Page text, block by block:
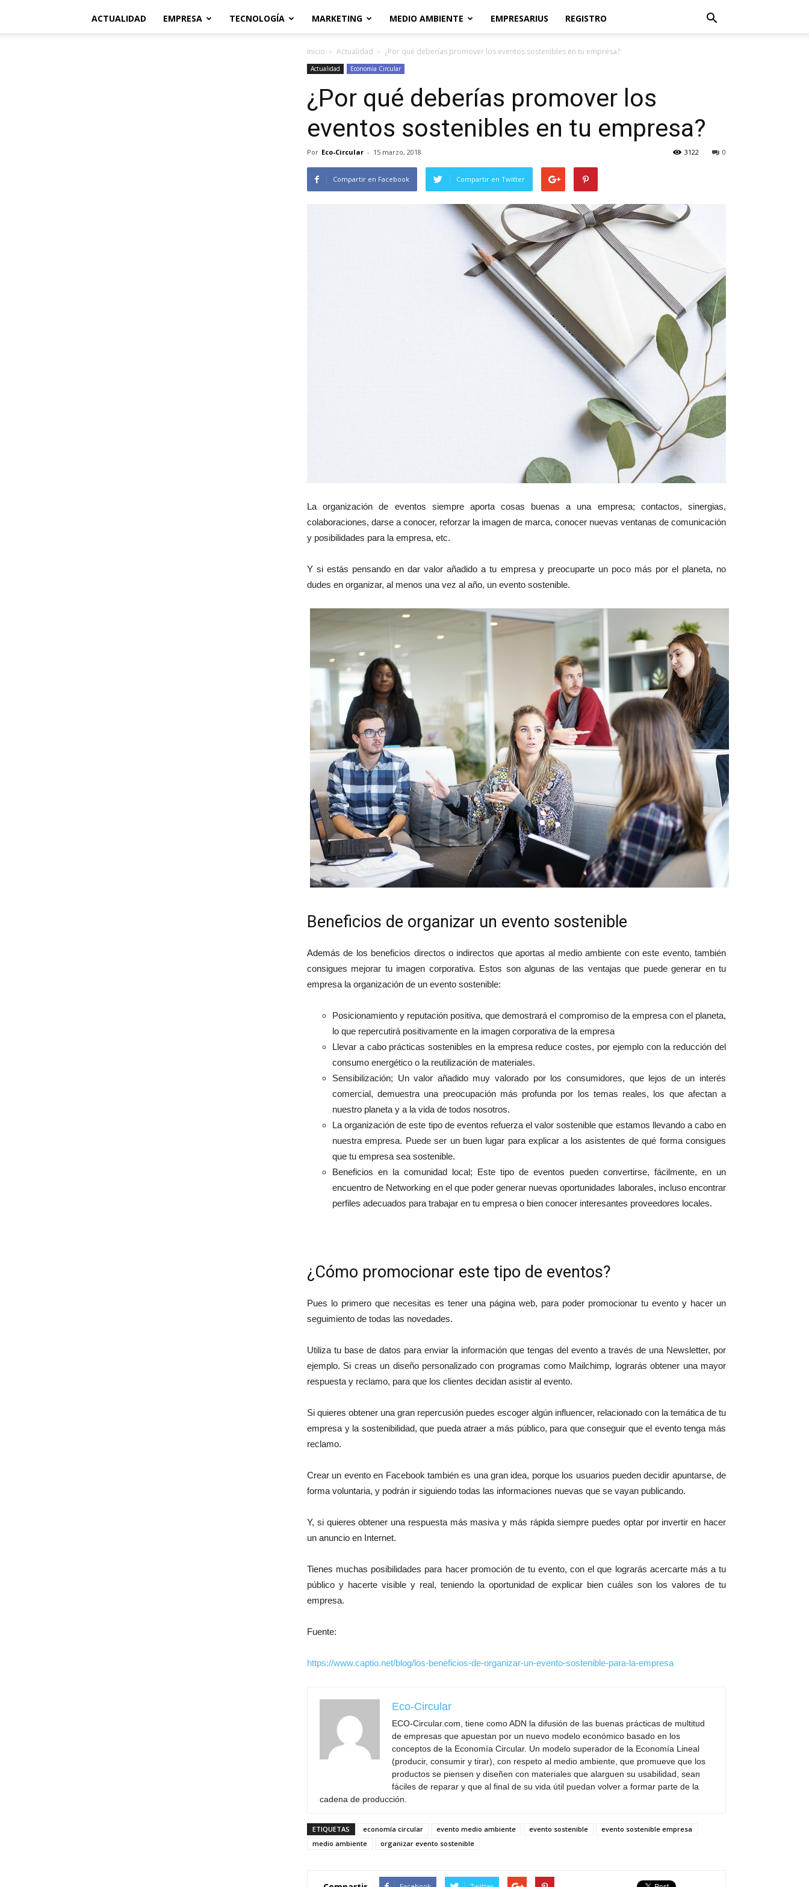
ACTUALIDAD EMPRESA TECNOLOGÍA MARKETING MEDIO AMBIENTE EMPRESARIUS REGISTRO
Inicio Actualidad ¿Por qué deberías promover los eventos sostenibles en tu empresa?
Actualidad Economia Circular
¿Por qué deberías promover los
eventos sostenibles en tu empresa?
Por Eco-Circular - 15 marzo, 2018 0
3122
Compartir en Facebook Compartir en Twitter
La organización de eventos siempre aporta cosas buenas a una empresa; contactos, sinergias,
colaboraciones, darse a conocer, reforzar la imagen de marca, conocer nuevas ventanas de comunicación
y posibilidades para la empresa, etc.
Y si estás pensando en dar valor añadido a tu empresa y preocuparte un poco más por el planeta, no
dudes en organizar, al menos una vez al año, un evento sostenible.
Beneficios de organizar un evento sostenible
Además de los beneficios directos o indirectos que aportas al medio ambiente con este evento, también
consigues mejorar tu imagen corporativa. Estos son algunas de las ventajas que puede generar en tu
empresa la organización de un evento sostenible:
Posicionamiento y reputación positiva, que demostrará el compromiso de la empresa con el planeta,
lo que repercutirá positivamente en la imagen corporativa de la empresa
Llevar a cabo prácticas sostenibles en la empresa reduce costes, por ejemplo con la reducción del
consumo energético o la reutilización de materiales.
Sensibilización; Un valor añadido muy valorado por los consumidores, que lejos de un interés
comercial, demuestra una preocupación más profunda por los temas reales, los que afectan a
nuestro planeta y a la vida de todos nosotros.
La organización de este tipo de eventos refuerza el valor sostenible que estamos llevando a cabo en
nuestra empresa. Puede ser un buen lugar para explicar a los asistentes de qué forma consigues
que tu empresa sea sostenible.
Beneficios en la comunidad local; Este tipo de eventos pueden convertirse, fácilmente, en un
encuentro de Networking en el que poder generar nuevas oportunidades laborales, incluso encontrar
perfiles adecuados para trabajar en tu empresa o bien conocer interesantes proveedores locales.
¿Cómo promocionar este tipo de eventos?
Pues lo primero que necesitas es tener una página web, para poder promocionar tu evento y hacer un
seguimiento de todas las novedades.
Utiliza tu base de datos para enviar la información que tengas del evento a través de una Newsletter, por
ejemplo. Si creas un diseño personalizado con programas como Mailchimp, lograrás obtener una mayor
respuesta y reclamo, para que los clientes decidan asistir al evento.
Si quieres obtener una gran repercusión puedes escoger algún influencer, relacionado con la temática de tu
empresa y la sostenibilidad, que pueda atraer a más público, para que conseguir que el evento tenga más
reclamo.
Crear un evento en Facebook también es una gran idea, porque los usuarios pueden decidir apuntarse, de
forma voluntaria, y podrán ir siguiendo todas las informaciones nuevas que se vayan publicando.
Y, si quieres obtener una respuesta más masiva y más rápida siempre puedes optar por invertir en hacer
un anuncio en Internet.
Tienes muchas posibilidades para hacer promoción de tu evento, con el que lograrás acercarte más a tu
público y hacerte visible y real, teniendo la oportunidad de explicar bien cuáles son los valores de tu
empresa.
Fuente:
https://www.captio.net/blog/los-beneficios-de-organizar-un-evento-sostenible-para-la-empresa
Eco-Circular
ECO-Circular.com, tiene como ADN la difusión de las buenas prácticas de multitud
de empresas que apuestan por un nuevo modelo económico basado en los
conceptos de la Economía Circular. Un modelo superador de la Economía Lineal
(producir, consumir y tirar), con respeto al medio ambiente, que promueve que los
productos se piensen y diseñen con materiales que alarguen su usabilidad, sean
fáciles de reparar y que al final de su vida útil puedan volver a formar parte de la
cadena de producción.
ETIQUETAS economía circular evento medio ambiente evento sostenible
evento sostenible empresa
medio ambiente
organizar evento sostenible